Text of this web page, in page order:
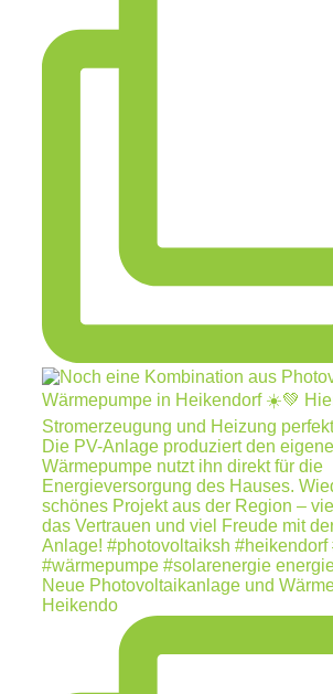
Neue Photovoltaikanlage und
Heikendo